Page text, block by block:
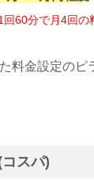
60分で月4回の
料金設定のピ
スパ)